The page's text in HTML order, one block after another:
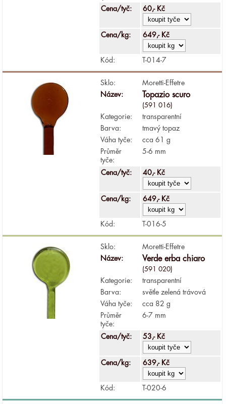
Cena/tyč: 60,- Kč
Cena/kg: 649,- Kč
Kód: T-014-7
Sklo:
Moretti-Effetre
Název:
Topazio scuro
(591 016)
Kategorie:
transparentní
Barva:
tmavý topaz
Váha tyče:
cca 61 g
Průměr
tyče:
5-6 mm
Cena/tyč: 40,- Kč
Cena/kg: 649,- Kč
Kód: T-016-5
Sklo:
Moretti-Effetre
Název:
Verde erba chiaro
(591 020)
Kategorie:
transparentní
Barva:
světle zelená trávová
Váha tyče:
cca 82 g
Průměr
tyče:
6-7 mm
Cena/tyč: 53,- Kč
Cena/kg: 639,- Kč
Kód: T-020-6